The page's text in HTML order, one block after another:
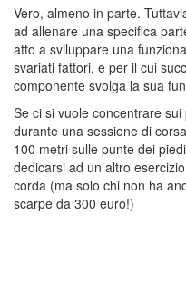
Vero, almeno in parte.
ad allenare una specifica
atto a sviluppare una
svariati fattori, e per il cui
componente svolga la sua
Se ci si vuole concentrare
durante una sessione di
100 metri sulle punte dei
dedicarsi ad un altro
corda (ma solo chi non ha
scarpe da 300 euro!)